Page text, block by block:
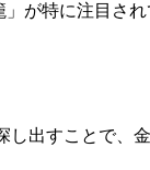
が特に注目され
し出すことで、